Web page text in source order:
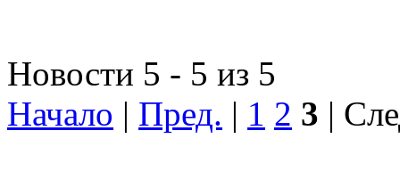
Новости 5 - 5 из 5
Начало | Пред. | 1 2 3 |